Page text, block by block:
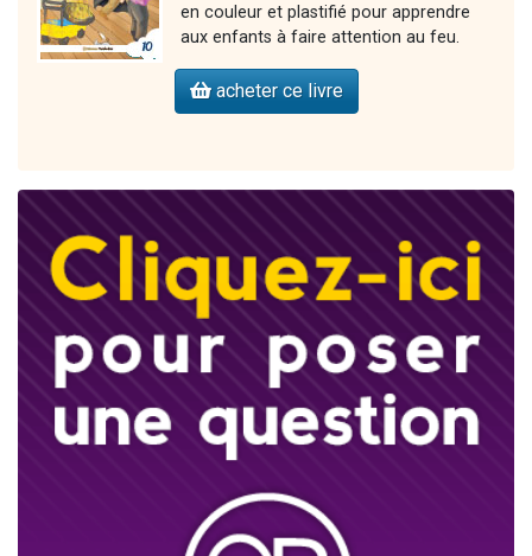
en couleur et plastifié pour apprendre
aux enfants à faire attention au feu.
acheter ce livre